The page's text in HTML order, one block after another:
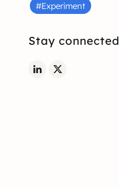
#Experiment
Stay connected